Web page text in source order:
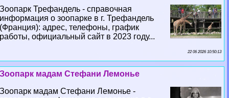
Зоопарк Трефандель - справочная
информация о зоопарке в г. Трефандель
(Франция): адрес, телефоны, график
работы, официальный сайт в 2023 году...
22 06 2026 10:50:13
Зоопарк мадам Стефани Лемонье
Зоопарк мадам Стефани Лемонье -